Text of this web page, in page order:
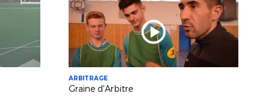
ARBITRAGE
Graine d'Arbitre